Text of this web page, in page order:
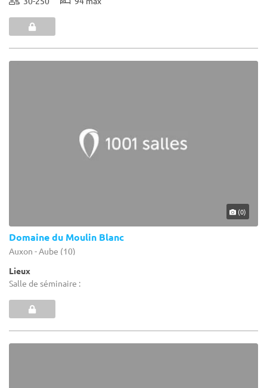
(0)
Domaine du Moulin Blanc
Auxon - Aube (10)
Lieux
Salle de séminaire :